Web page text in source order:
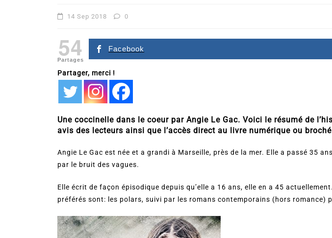
14 Sep 2018 0
54
Partages
Facebook
Partager, merci !
Une coccinelle dans le coeur par Angie Le Gac. Voici le résumé de
avis des lecteurs ainsi que l’accès direct au livre numérique ou
Angie Le Gac est née et a grandi à Marseille, près de la mer. Elle a passé 35
par le bruit des vagues.
Elle écrit de façon épisodique depuis qu’elle a 16 ans, elle en a 45
préférés sont: les polars, suivi par les romans contemporains (hors romance)
Dans Romance
2026
littérature sentimentale
Dans Thriller
Le coupable